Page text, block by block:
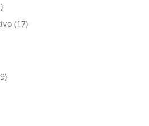
(17)